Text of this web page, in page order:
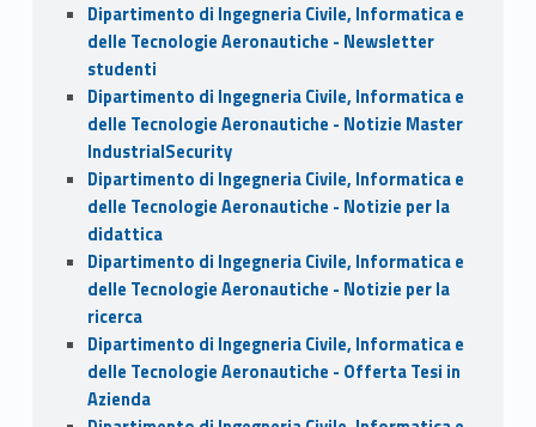
Dipartimento di Ingegneria Civile, Informatica e
delle Tecnologie Aeronautiche - Newsletter
studenti
Dipartimento di Ingegneria Civile, Informatica e
delle Tecnologie Aeronautiche - Notizie Master
IndustrialSecurity
Dipartimento di Ingegneria Civile, Informatica e
delle Tecnologie Aeronautiche - Notizie per la
didattica
Dipartimento di Ingegneria Civile, Informatica e
delle Tecnologie Aeronautiche - Notizie per la
ricerca
Dipartimento di Ingegneria Civile, Informatica e
delle Tecnologie Aeronautiche - Offerta Tesi in
Azienda